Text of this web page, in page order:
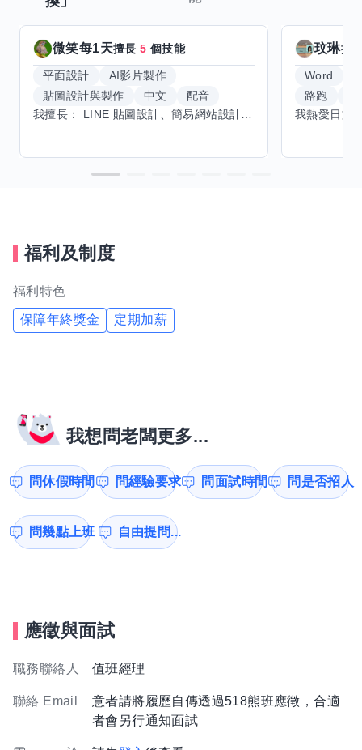
微笑每1天擅長5 個技能
平面設計
AI影片製作
貼圖設計與製作
中文
配音
玟琳擅
Word
路跑
福利及制度
福利特色
保障年終獎金 定期加薪
我想問老闆更多...
問休假時間 問經驗要求 問面試時間 問是否招人
問幾點上班 自由提問...
應徵與面試
職務聯絡人 值班經理
聯絡 Email
意者請將履歷自傳透過518熊班應徵，合適
者會另行通知面試